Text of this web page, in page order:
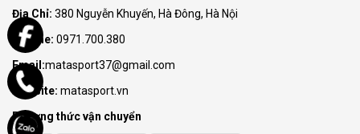
Địa Chỉ: 380 Nguyễn Khuyến, Hà Đông, Hà Nội
Hotline: 0971.700.380
Email:matasport37@gmail.com
Website: matasport.vn
Phương thức vận chuyển